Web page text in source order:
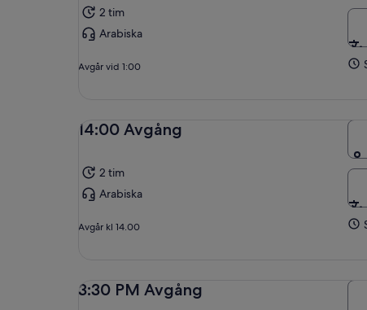
2 tim
Arabiska
Avgår vid 1:00
14:00 Avgång
2 tim
Arabiska
Avgår kl 14.00
3:30 PM Avgång